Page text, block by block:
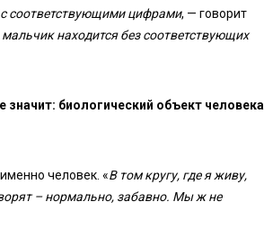
соответствующими цифрами, — говорит
находится без соответствующих
биологический объект человека
человек. «В том кругу, где я живу,
– нормально, забавно. Мы ж не